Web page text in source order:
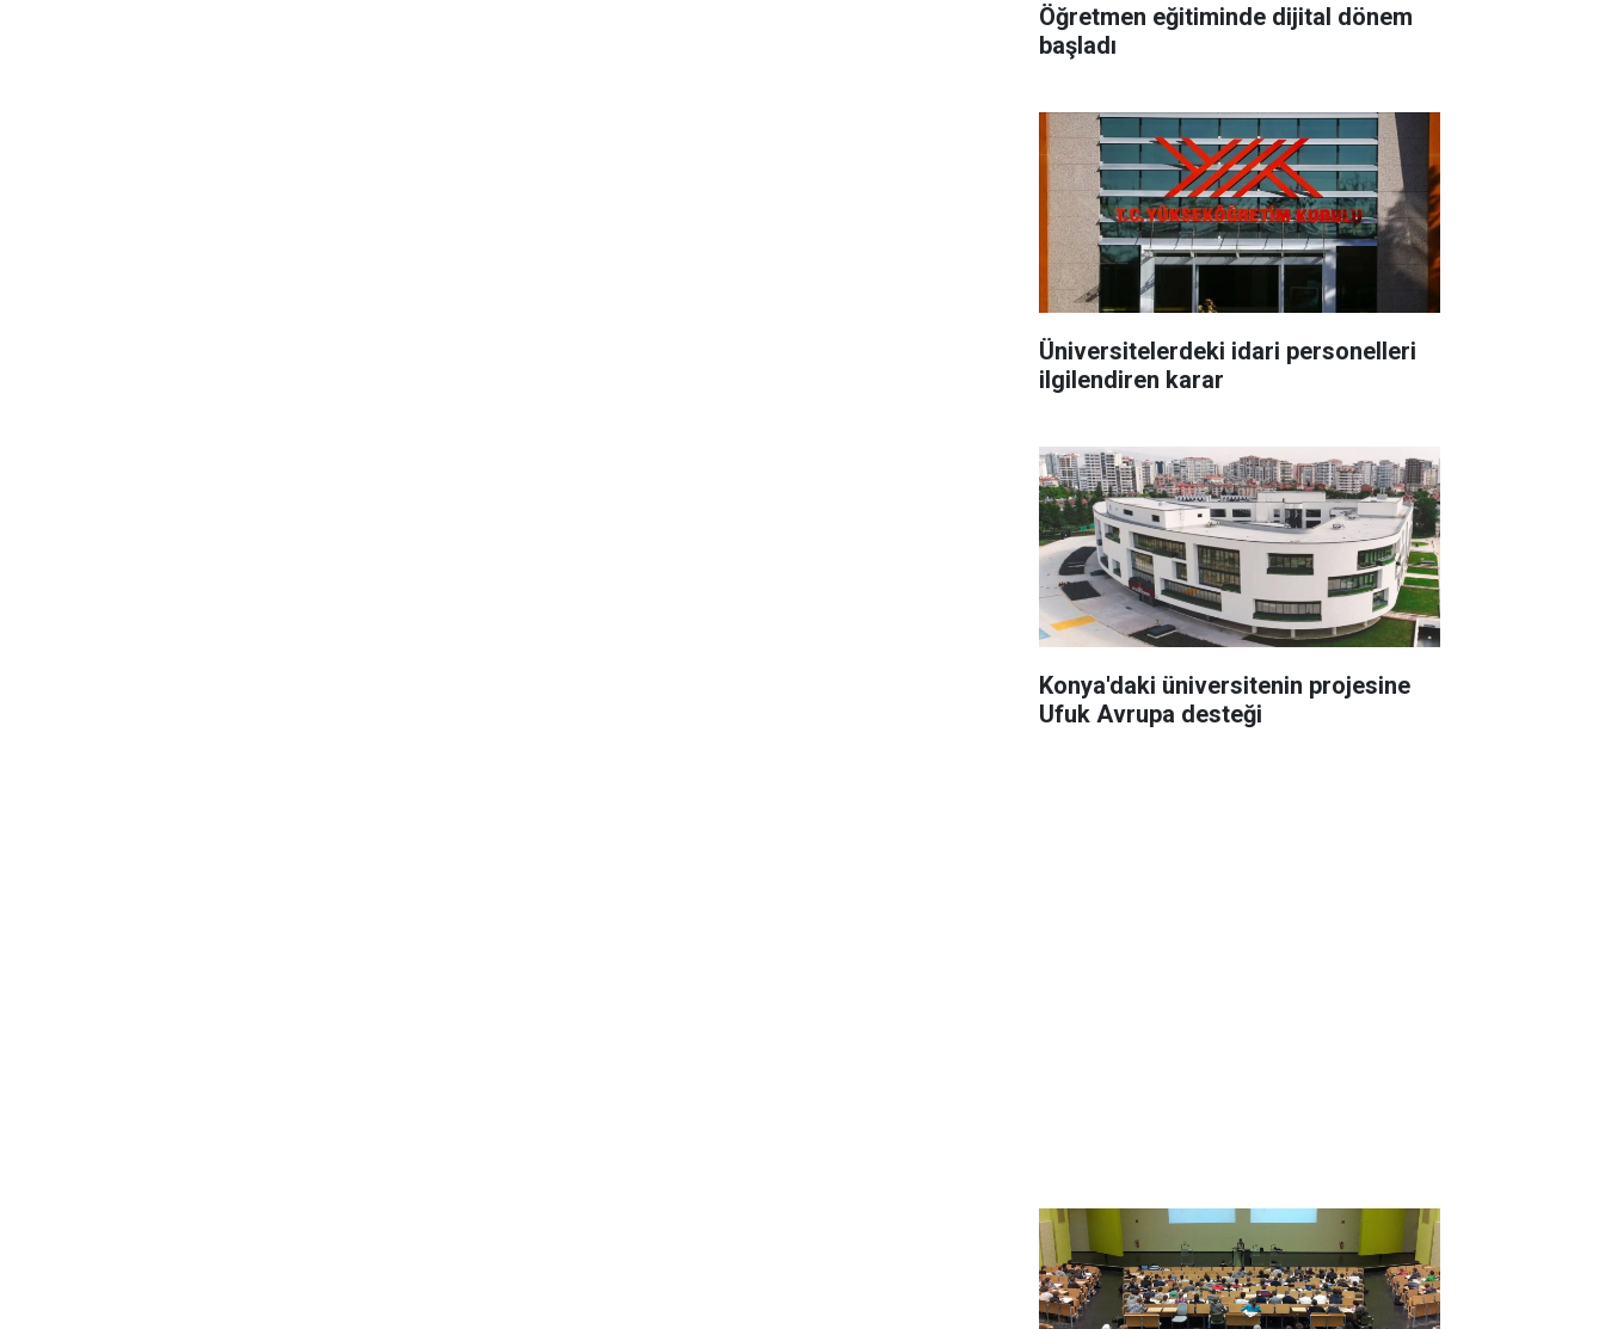
Öğretmen eğitiminde dijital dönem
başladı
Üniversitelerdeki idari personelleri
ilgilendiren karar
Konya'daki üniversitenin projesine
Ufuk Avrupa desteği